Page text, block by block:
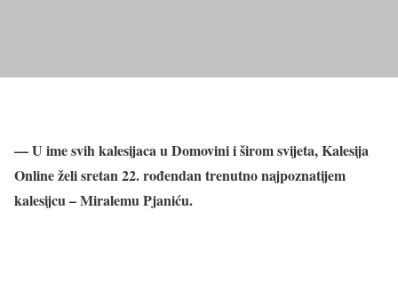
— U ime svih kalesijaca u Domovini i širom svijeta, Kalesija
Online želi sretan 22. rođendan trenutno najpoznatijem
kalesijcu – Miralemu Pjaniću.